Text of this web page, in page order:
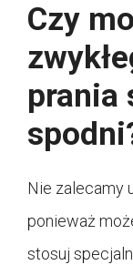
Czy
prania
Nie zalecamy
ponieważ
stosuj